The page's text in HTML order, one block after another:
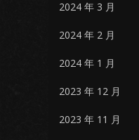
2024 年 3 月
2024 年 2 月
2024 年 1 月
2023 年 12 月
2023 年 11 月